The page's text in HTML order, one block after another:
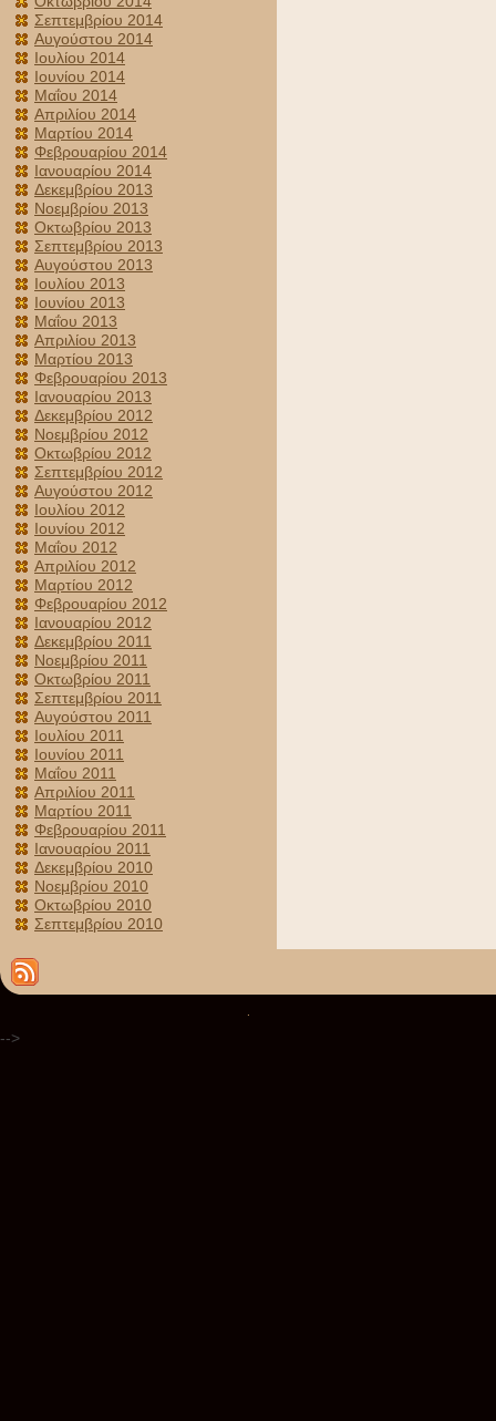
Σεπτεμβρίου 2014
Αυγούστου 2014
Ιουλίου 2014
Ιουνίου 2014
Μαΐου 2014
Απριλίου 2014
Μαρτίου 2014
Φεβρουαρίου 2014
Ιανουαρίου 2014
Δεκεμβρίου 2013
Νοεμβρίου 2013
Οκτωβρίου 2013
Σεπτεμβρίου 2013
Αυγούστου 2013
Ιουλίου 2013
Ιουνίου 2013
Μαΐου 2013
Απριλίου 2013
Μαρτίου 2013
Φεβρουαρίου 2013
Ιανουαρίου 2013
Δεκεμβρίου 2012
Νοεμβρίου 2012
Οκτωβρίου 2012
Σεπτεμβρίου 2012
Αυγούστου 2012
Ιουλίου 2012
Ιουνίου 2012
Μαΐου 2012
Απριλίου 2012
Μαρτίου 2012
Φεβρουαρίου 2012
Ιανουαρίου 2012
Δεκεμβρίου 2011
Νοεμβρίου 2011
Οκτωβρίου 2011
Σεπτεμβρίου 2011
Αυγούστου 2011
Ιουλίου 2011
Ιουνίου 2011
Μαΐου 2011
Απριλίου 2011
Μαρτίου 2011
Φεβρουαρίου 2011
Ιανουαρίου 2011
Δεκεμβρίου 2010
Νοεμβρίου 2010
Οκτωβρίου 2010
Σεπτεμβρίου 2010
-->